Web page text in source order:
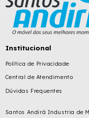
Institucional
Política de Privacidade
Central de Atendimento
Dúvidas Frequentes
Santos Andirá Industria de